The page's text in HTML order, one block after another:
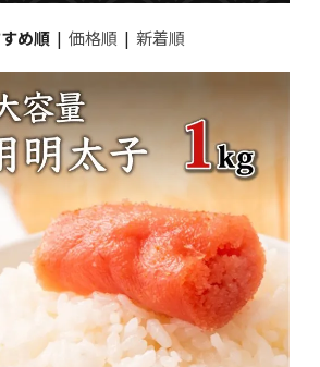
め順| 価格順 | 新着順